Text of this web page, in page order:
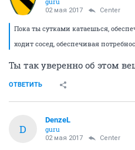
02 мая 2017 Center
Пока ты сутками катаешься,
ходит сосед, обеспечивая
Ты так уверенно об этом
ОТВЕТИТЬ
D
DenzeL
guru
02 мая 2017 Center